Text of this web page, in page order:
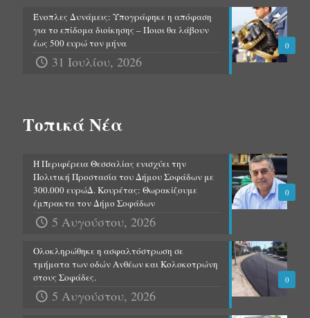
0
Ένοπλες Δυνάμεις: Υπογράφηκε η απόφαση
για το επίδομα διοίκησης – Ποιοι θα λάβουν
έως 500 ευρώ τον μήνα
31 Ιουλίου, 2026
Τοπικά Νέα
0
Η Περιφέρεια Θεσσαλίας ενισχύει την
Πολιτική Προστασία του Δήμου Σοφάδων με
300.000 ευρώΔ. Κουρέτας: Θωρακίζουμε
έμπρακτα τον Δήμο Σοφάδων
5 Αυγούστου, 2026
0
Ολοκληρώθηκε η ασφαλτόστρωση σε
τμήματα των οδών Ανθέων και Κολοκοτρώνη
στους Σοφάδες.
5 Αυγούστου, 2026